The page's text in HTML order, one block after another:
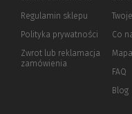
Regulamin sklepu
Polityka prywatności (Nowe
(Link
innej
Zwrot lub reklamacja
zamówienia
Co
FAQ
Blog